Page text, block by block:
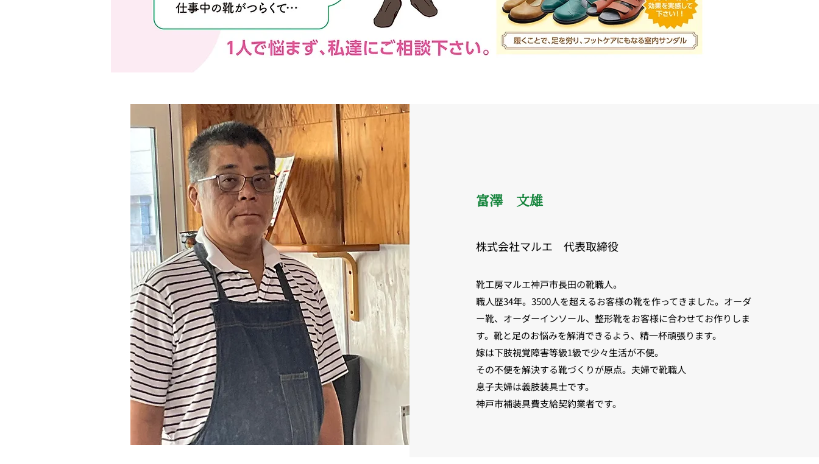
​富澤 文雄
株式会社マルエ 代表取締役
靴工房マルエ神戸市長田の靴職人。
職人歴34年。3500人を超えるお客様の靴を作ってきました。オーダ
ー靴、オーダーインソール、整形靴をお客様に合わせてお作りしま
す。靴と足のお悩みを解消できるよう、精一杯頑張ります。
嫁は下肢視覚障害等級1級で少々生活が不便。
その不便を解決する靴づくりが原点。夫婦で靴職人
息子夫婦は義肢装具士です。
神戸市補装具費支給契約業者です。